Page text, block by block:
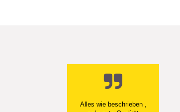
Ein einfach toller Service